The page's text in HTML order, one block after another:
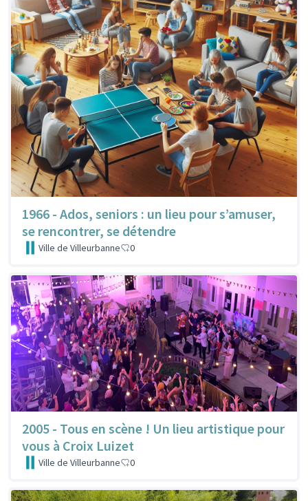
1966 - Ados, seniors : un lieu pour s’amuser,
se rencontrer, se détendre
Ville de Villeurbanne 0
2005 - Tous en scène ! Un lieu artistique pour
vous à Croix Luizet
Ville de Villeurbanne 0